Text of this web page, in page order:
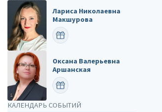
Лариса Николаевна
Макшурова
ПОЗДРАВИТЬ
Оксана Валерьевна
Аршанская
ПОЗДРАВИТЬ
КАЛЕНДАРЬ СОБЫТИЙ